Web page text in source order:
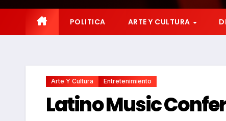
POLITICA ARTE Y CULTURA
Arte Y Cultura Entretenimiento
Latino Music